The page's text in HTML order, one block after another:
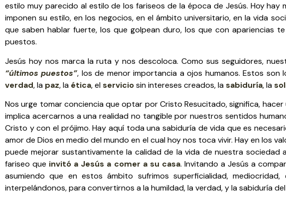
estilo muy parecido al estilo de los fariseos de la época de Jesús. Hoy
imponen su estilo, en los negocios, en el ámbito universitario, en la vida
que saben hablar fuerte, los que golpean duro, los que con apariencias
puestos.
Jesús hoy nos marca la ruta y nos descoloca. Como sus seguidores,
“últimos puestos”, los de menor importancia a ojos humanos. Estos
verdad, la paz, la ética, elserviciosin intereses creados, lasabiduría, la
Nos urge tomar conciencia que optar por Cristo Resucitado, significa,
implica acercarnos a una realidad no tangible por nuestros sentidos
Cristo y con el prójimo. Hay aquí toda una sabiduría de vida que es
amor de Dios en medio del mundo en el cual hoy nos toca vivir. Hay en los
puede mejorar sustantivamente la calidad de la vida de nuestra
fariseo que invitó a Jesús a comer a su casa. Invitando a Jesús a
asumiendo que en estos ámbito sufrimos superficialidad,
interpelándonos, para convertirnos a la humildad, la verdad, y la sabiduría